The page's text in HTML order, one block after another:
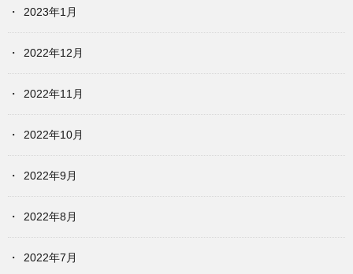
2023年1月
2022年12月
2022年11月
2022年10月
2022年9月
2022年8月
2022年7月